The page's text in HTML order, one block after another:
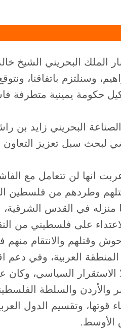
الملك البحريني الشيخ
وسنلتزم باتفاقنا،
حكومة يمينية متطرفة
البحريني زايد بن
لبحث سبل تعزيز
انها لن تتعامل مع
وطردهم من فلسطين
منزله في القدس
على فلسطيني من
وقتلهم والانتقام منهم
العربية، وفي دعم
الاستقرار السياسي،
والأردن والسلطة
قوتها، وتقسيم الدول
الأوسط.